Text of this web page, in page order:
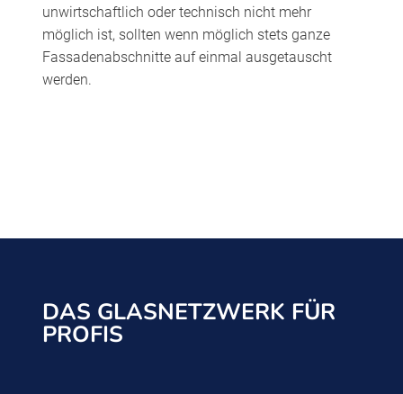
unwirtschaftlich oder technisch nicht mehr
möglich ist, sollten wenn möglich stets ganze
Fassadenabschnitte auf einmal ausgetauscht
werden.
DAS GLASNETZWERK FÜR
PROFIS